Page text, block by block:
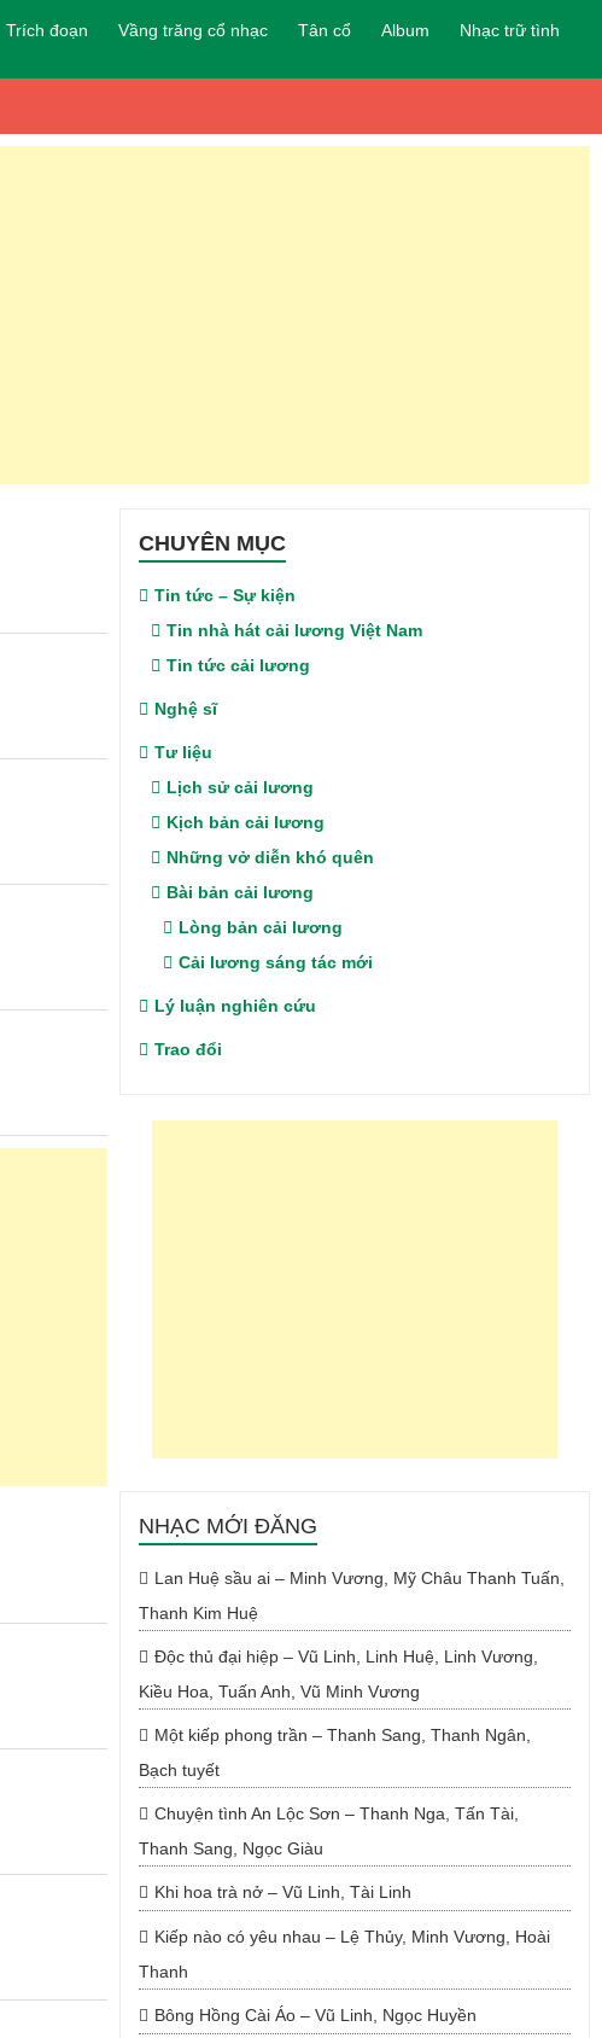
Trích đoạn Vầng trăng cổ nhạc Tân cổ Album Nhạc trữ tình
CHUYÊN MỤC
Tin tức – Sự kiện
Tin nhà hát cải lương Việt Nam
Tin tức cải lương
Nghệ sĩ
Tư liệu
Lịch sử cải lương
Kịch bản cải lương
Những vở diễn khó quên
Bài bản cải lương
Lòng bản cải lương
Cải lương sáng tác mới
Lý luận nghiên cứu
Trao đổi
NHẠC MỚI ĐĂNG
Lan Huệ sầu ai – Minh Vương, Mỹ Châu Thanh Tuấn,
Thanh Kim Huệ
Độc thủ đại hiệp – Vũ Linh, Linh Huệ, Linh Vương,
Kiều Hoa, Tuấn Anh, Vũ Minh Vương
Một kiếp phong trần – Thanh Sang, Thanh Ngân,
Bạch tuyết
Chuyện tình An Lộc Sơn – Thanh Nga, Tấn Tài,
Thanh Sang, Ngọc Giàu
Khi hoa trà nở – Vũ Linh, Tài Linh
Kiếp nào có yêu nhau – Lệ Thủy, Minh Vương, Hoài
Thanh
Bông Hồng Cài Áo – Vũ Linh, Ngọc Huyền